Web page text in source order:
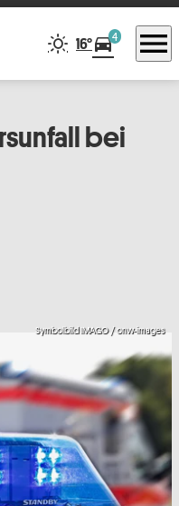
16°directions_car4 menu
bei
Symbolbild IMAGO / onw-images